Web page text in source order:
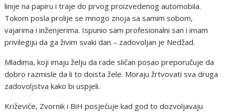
linije na papiru i traje do prvog proizvedenog automobila.
Tokom posla prolije se mnogo znoja sa samim sobom,
vajarima i inženjerima. Ispunio sam profesionalni san i imam
privilegiju da ga živim svaki dan – zadovoljan je Nedžad.
Mladima, koji imaju želju da rade sličan posao preporučuje da
dobro razmisle da li to doista žele. Moraju žrtvovati sva druga
zadovoljstva kako bi uspjeli.
Križeviće, Zvornik i BiH posjećuje kad god to dozvoljavaju